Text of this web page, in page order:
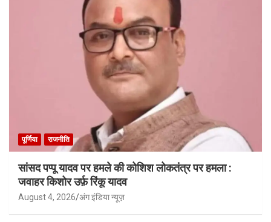
पूर्णिया राजनीति
सांसद पप्पू यादव पर हमले की कोशिश लोकतंत्र पर हमला :
जवाहर किशोर उर्फ़ रिंकू यादव
August 4, 2026 अंग इंडिया न्यूज़